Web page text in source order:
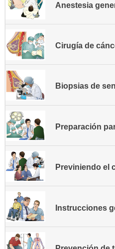
Anestesia
Cirugía de
Biopsias de
Preparación